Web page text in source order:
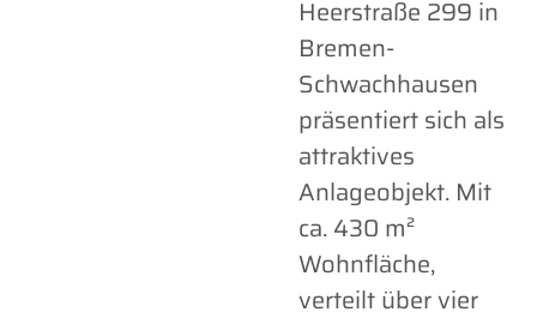
Heerstraße 299 in
Bremen-
Schwachhausen
präsentiert sich als
attraktives
Anlageobjekt. Mit
ca. 430 m²
Wohnfläche,
verteilt über vier